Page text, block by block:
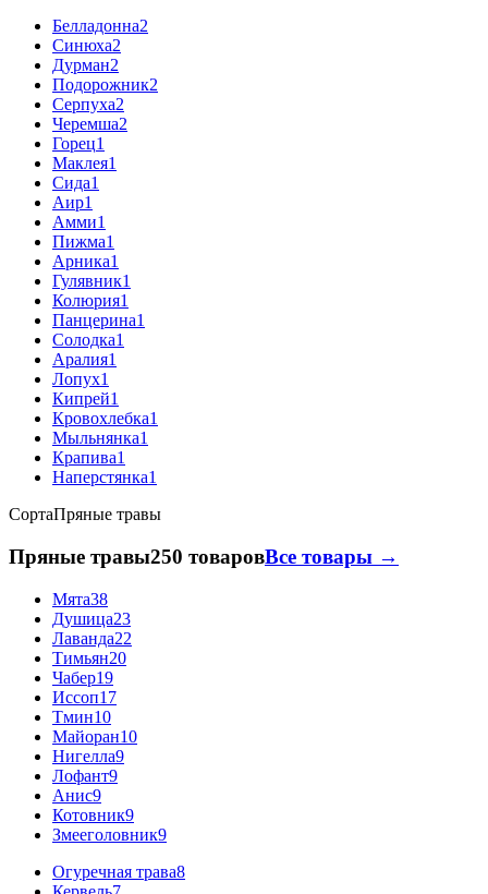
Белладонна2
Синюха2
Дурман2
Подорожник2
Серпуха2
Черемша2
Горец1
Маклея1
Сида1
Аир1
Амми1
Пижма1
Арника1
Гулявник1
Колюрия1
Панцерина1
Солодка1
Аралия1
Лопух1
Кипрей1
Кровохлебка1
Мыльнянка1
Крапива1
Наперстянка1
СортаПряные травы
Пряные травы250 товаровВсе товары →
Мята38
Душица23
Лаванда22
Тимьян20
Чабер19
Иссоп17
Тмин10
Майоран10
Нигелла9
Лофант9
Анис9
Котовник9
Змееголовник9
Огуречная трава8